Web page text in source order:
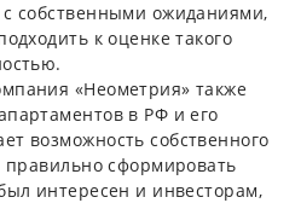
с собственными ожиданиями,
к оценке такого
«Неометрия» также
в РФ и его
возможность собственного
правильно сформировать
интересен и инвесторам,